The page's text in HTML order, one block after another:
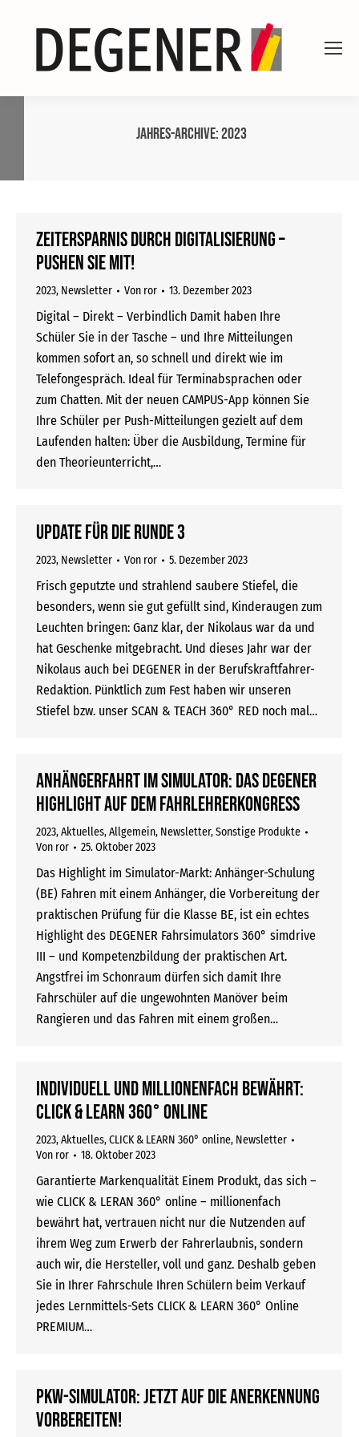
Jahres-Archive:2023
Zeitersparnis durch Digitalisierung –
PUSHEN Sie mit!
2023, Newsletter Von ror 13. Dezember 2023
Digital – Direkt – Verbindlich Damit haben Ihre
Schüler Sie in der Tasche – und Ihre Mitteilungen
kommen sofort an, so schnell und direkt wie im
Telefongespräch. Ideal für Terminabsprachen oder
zum Chatten. Mit der neuen CAMPUS-App können Sie
Ihre Schüler per Push-Mitteilungen gezielt auf dem
Laufenden halten: Über die Ausbildung, Termine für
den Theorieunterricht,…
Update für die Runde 3
2023, Newsletter Von ror 5. Dezember 2023
Frisch geputzte und strahlend saubere Stiefel, die
besonders, wenn sie gut gefüllt sind, Kinderaugen zum
Leuchten bringen: Ganz klar, der Nikolaus war da und
hat Geschenke mitgebracht. Und dieses Jahr war der
Nikolaus auch bei DEGENER in der Berufskraftfahrer-
Redaktion. Pünktlich zum Fest haben wir unseren
Stiefel bzw. unser SCAN & TEACH 360° RED noch mal…
Anhängerfahrt im Simulator: Das DEGENER
HIGHLIGHT auf dem Fahrlehrerkongress
2023,Aktuelles,Allgemein, Newsletter,Sonstige Produkte
Von ror 25. Oktober 2023
Das Highlight im Simulator-Markt: Anhänger-Schulung
(BE) Fahren mit einem Anhänger, die Vorbereitung der
praktischen Prüfung für die Klasse BE, ist ein echtes
Highlight des DEGENER Fahrsimulators 360° simdrive
III – und Kompetenzbildung der praktischen Art.
Angstfrei im Schonraum dürfen sich damit Ihre
Fahrschüler auf die ungewohnten Manöver beim
Rangieren und das Fahren mit einem großen…
Individuell und millionenfach bewährt:
CLICK & LEARN 360° online
2023,Aktuelles,CLICK & LEARN 360° online, Newsletter
Von ror 18. Oktober 2023
Garantierte Markenqualität Einem Produkt, das sich –
wie CLICK & LERAN 360° online – millionenfach
bewährt hat, vertrauen nicht nur die Nutzenden auf
ihrem Weg zum Erwerb der Fahrerlaubnis, sondern
auch wir, die Hersteller, voll und ganz. Deshalb geben
Sie in Ihrer Fahrschule Ihren Schülern beim Verkauf
jedes Lernmittels-Sets CLICK & LEARN 360° Online
PREMIUM…
Pkw-Simulator: Jetzt auf die Anerkennung
vorbereiten!